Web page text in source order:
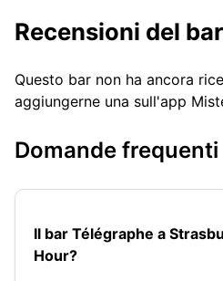
Recensioni del
Questo bar non ha ancora
aggiungerne una sull'app
Domande frequenti
Il bar Télégraphe a
Hour?